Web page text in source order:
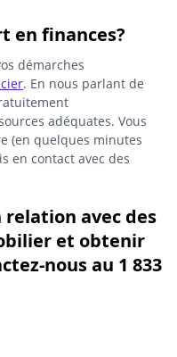
en finances?
démarches
. En nous parlant de
adéquates. Vous
(en quelques minutes
en contact avec des
relation avec des
et obtenir
nous au 1 833